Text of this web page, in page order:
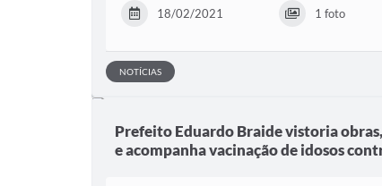
18/02/2021 1 foto
NOTÍCIAS
Prefeito Eduardo Braide vistoria
e acompanha vacinação de idosos